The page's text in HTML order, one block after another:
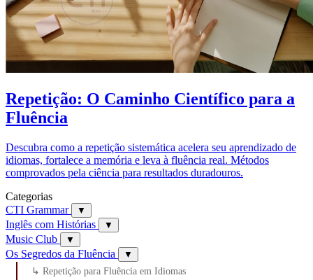
Repetição: O Caminho Científico para a
Fluência
Descubra como a repetição sistemática acelera seu aprendizado de
idiomas, fortalece a memória e leva à fluência real. Métodos
comprovados pela ciência para resultados duradouros.
Categorias
CTI Grammar
▼
Inglês com Histórias ▼
Music Club ▼
Os Segredos da Fluência ▼
↳ Repetição para Fluência em Idiomas